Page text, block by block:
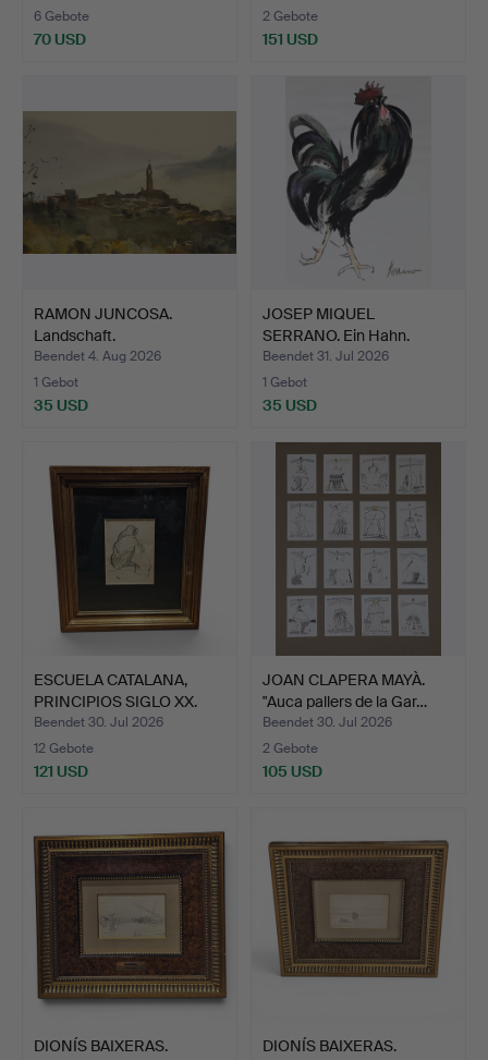
6 Gebote
70 USD
2 Gebote
151 USD
RAMON JUNCOSA.
Landschaft.
Beendet 4. Aug 2026
1 Gebot
35 USD
JOSEP MIQUEL
SERRANO. Ein Hahn.
Beendet 31. Jul 2026
1 Gebot
35 USD
ESCUELA CATALANA,
PRINCIPIOS SIGLO XX.
Alt…
Beendet 30. Jul 2026
12 Gebote
121 USD
JOAN CLAPERA MAYÀ.
"Auca pallers de la Gar…
Beendet 30. Jul 2026
2 Gebote
105 USD
DIONÍS BAIXERAS.
DIONÍS BAIXERAS.